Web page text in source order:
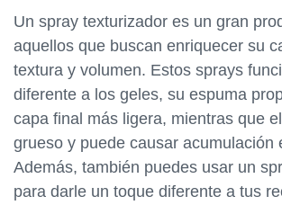
Un spray texturizador es un gran
aquellos que buscan enriquecer su
textura y volumen. Estos sprays
diferente a los geles, su espuma
capa final más ligera, mientras que
grueso y puede causar acumulación
Además, también puedes usar un
para darle un toque diferente a tus